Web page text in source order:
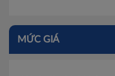
MỨC GIÁ